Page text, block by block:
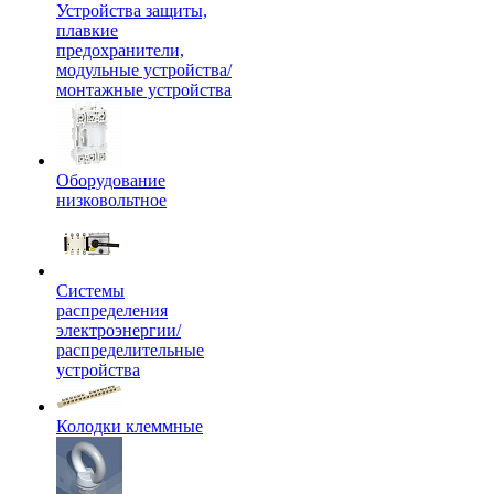
Устройства защиты,
плавкие
предохранители,
модульные устройства/
монтажные устройства
Оборудование
низковольтное
Системы
распределения
электроэнергии/
распределительные
устройства
Колодки клеммные